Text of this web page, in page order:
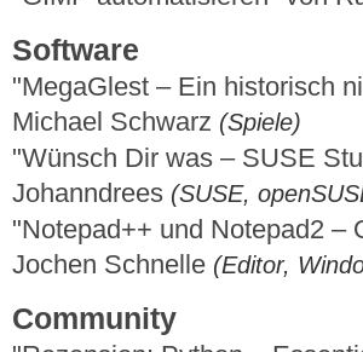
Software
"MegaGlest – Ein historisch
Michael Schwarz (Spiele)
"Wünsch Dir was – SUSE
Johanndrees (SUSE,
"Notepad++ und Notepad2 –
Jochen Schnelle (Editor,
Community